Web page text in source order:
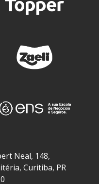
Neal, 148,
Curitiba, PR